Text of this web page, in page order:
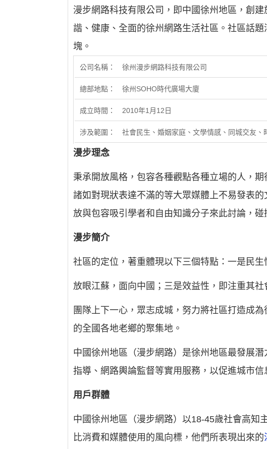
漫步網路科技有限公司，即中國徐州地區，創
諧、健康、全面的徐州網路生活社區。社區話
塊。
公司名稱： 徐州漫步網路科技有限公司
總部地點： 徐州SOHO時代廣場大廈
成立時間： 2010年1月12日
涉及範圍： 社會民生、婚姻家庭、文學情感、同城交友、
漫步理念
秉承開放風格，包容各種觀點各種立場的人，期
諸如對現狀表達不滿的等大眾媒體上不易發表
放與包容吸引學者和自由知識分子來此討論，碰
漫步簡介
社區的定位，著重體現以下三個特點：一是民
放眼江蘇，面向中國；三是效益性，即注重其社
團隊上下一心，眾志成城，努力將社區打造成
的全國各地老鄉的聚集地。
中國徐州地區（漫步網路）是徐州地區最發展
指導、網路輿論監督等實用服務，以促進城市信
用戶群體
中國徐州地區（漫步網路）以18-45歲社會高知
比消費和媒體使用的風向標，他們所表現出來的